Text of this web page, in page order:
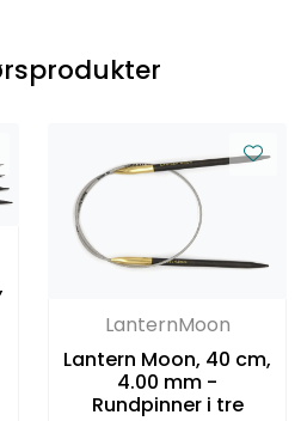
LanternMoon
Lantern Moon, 40 cm,
4.00 mm -
Rundpinner i tre